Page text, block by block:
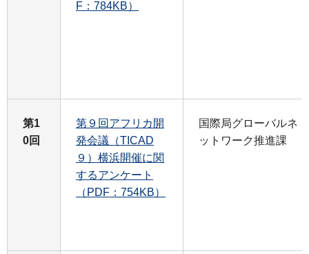
F：784KB）
第1
0回
第９回アフリカ開
発会議（TICAD
９）横浜開催に関
するアンケート
（PDF：754KB）
国際局グローバルネ
ットワーク推進課